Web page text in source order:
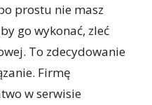
prostu nie masz
go wykonać, zleć
To zdecydowanie
Firmę
w serwisie